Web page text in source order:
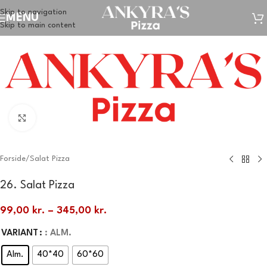
Skip to navigation
Skip to main content
MENU
Forside/Salat Pizza
26. Salat Pizza
99,00 kr. – 345,00 kr.
VARIANT : ALM.
Alm. 40*40 60*60